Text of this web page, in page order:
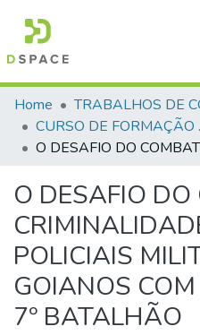
Communities & Collections
All of DSpace
Home
O DESAFIO
POLICIAIS
GOIANOS
7º BATALHÃO